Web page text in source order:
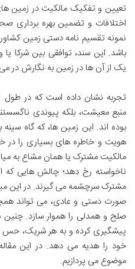
تعیین و تفکیک مالکیت در زمین
اختلافات و تضمین بهره برداری
نمونه تقسیم نامه دستی زمین
باشد. این سند، توافقی بین شرکا
یک از آن ها در زمین به نگارش در
تجربه نشان داده است که در طول
منبع معیشت، بلکه پیوندی
بوده اند. این زمین ها، که گاه
هویت و خاطره های بسیاری را در
مالکیت مشترک یا همان مشاع به
ناخواسته رخ دهد؛ چالش هایی که
مشترک سرچشمه می گیرند. در این
صورت دستی و عادی، می تواند
صلح و همدلی را هموار سازد. چنین
پیشگیری کرده و به هر شریک، حس
خود را هدیه می دهد. در این
موضوع می پردازیم.